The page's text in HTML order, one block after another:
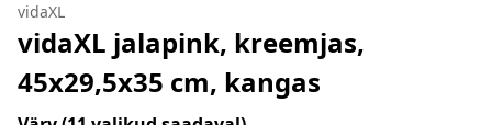
vidaXL
vidaXL jalapink, kreemjas,
45x29,5x35 cm, kangas